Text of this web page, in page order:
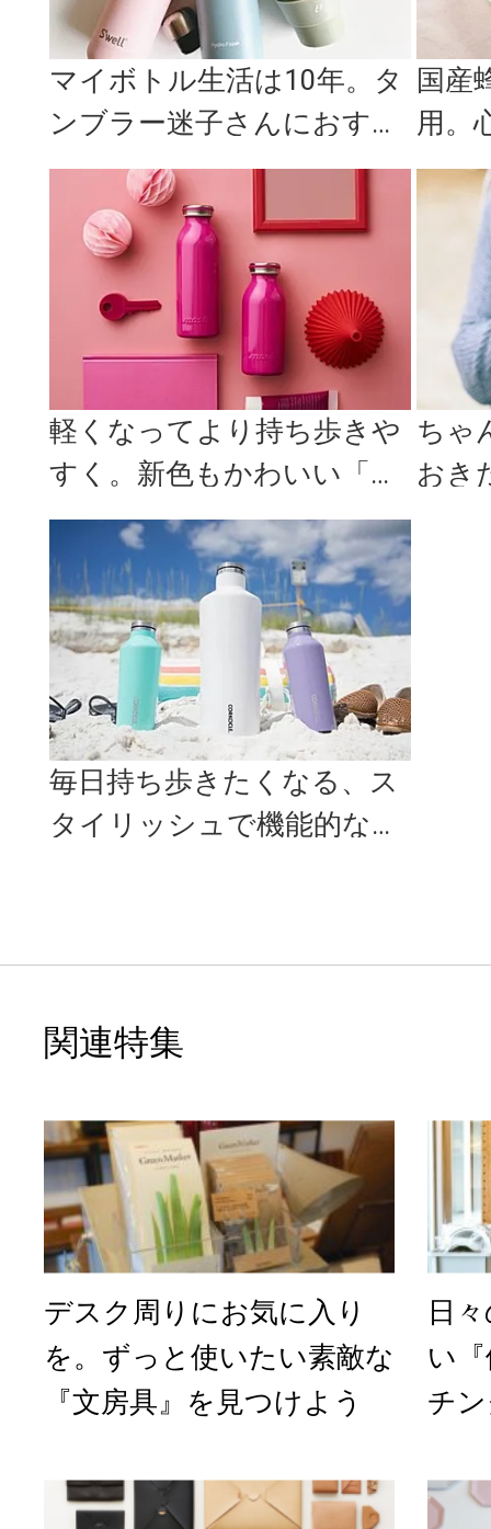
マイボトル生活は10年。タ
ンブラー迷子さんにおすす
め！高機能でおしゃれな推
しボト...
国産
用。
質を
新フ
軽くなってより持ち歩きや
すく。新色もかわいい「m
osh！」の牛乳瓶型ステン
レスボ...
ちゃ
おき
毎日持ち歩きたくなる、ス
タイリッシュで機能的なマ
関連特集
デスク周りにお気に入り
を。ずっと使いたい素敵な
『文房具』を見つけよう
日
い
チ